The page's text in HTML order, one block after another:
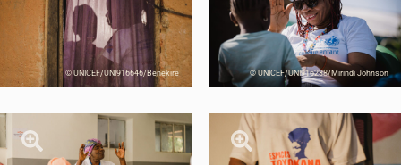
© UNICEF/UNI916646/Benekire © UNICEF/UNI916238/Mirindi Johnson